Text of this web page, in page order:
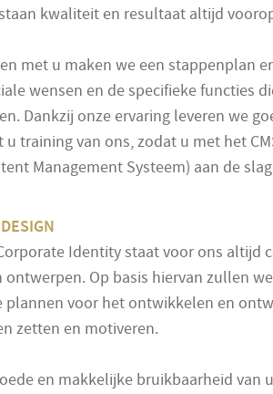
kwaliteit en resultaat altijd
met u maken we een stappenplan
wensen en de specifieke functies
Dankzij onze ervaring leveren we
u training van ons, zodat u met het
Management Systeem) aan de
Identity staat voor ons altijd
ontwerpen. Op basis hiervan zullen
plannen voor het ontwikkelen en
zetten en motiveren.
en makkelijke bruikbaarheid van